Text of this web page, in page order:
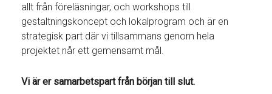
allt från föreläsningar, och workshops till
gestaltningskoncept och lokalprogram och är en
strategisk part där vi tillsammans genom hela
projektet når ett gemensamt mål.
Vi är er samarbetspart från början till slut.